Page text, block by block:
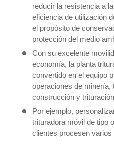
reducir la resistencia a
eficiencia de utilización
el propósito de
protección del medio
Con su excelente
economía, la planta
convertido en el equipo
operaciones de minería,
construcción y
Por ejemplo,
trituradora móvil de tipo
clientes procesen varios